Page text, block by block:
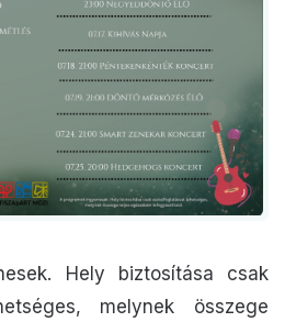
Hely biztosítása csak
melynek összege